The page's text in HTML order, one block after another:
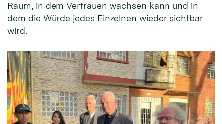
Raum, in dem Vertrauen wachsen kann und in
dem die Würde jedes Einzelnen wieder sichtbar
wird.